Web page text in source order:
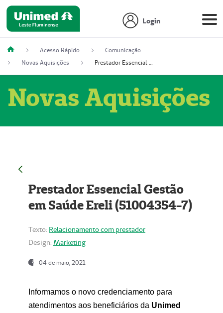
Login
Acesso Rápido
Comunicação
Novas Aquisições
Prestador Essencial Gestão em Saúde Ereli (51004354-7)
Novas Aquisições
Prestador Essencial Gestão
em Saúde Ereli (51004354-7)
Texto: Relacionamento com prestador
Design: Marketing
04 de maio, 2021
Informamos o novo credenciamento para
atendimentos aos beneficiários da Unimed